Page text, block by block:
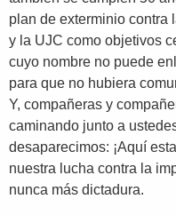
plan de exterminio contra
y la UJC como objetivos
cuyo nombre no puede
para que no hubiera
Y, compañeras y
caminando junto a
desaparecimos: ¡Aquí
nuestra lucha contra la
nunca más dictadura.